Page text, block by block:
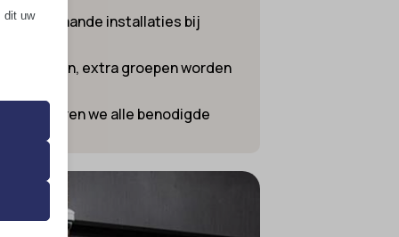
bestaande installaties bij
aansluiten, extra groepen worden
installeren we alle benodigde
dit uw
van